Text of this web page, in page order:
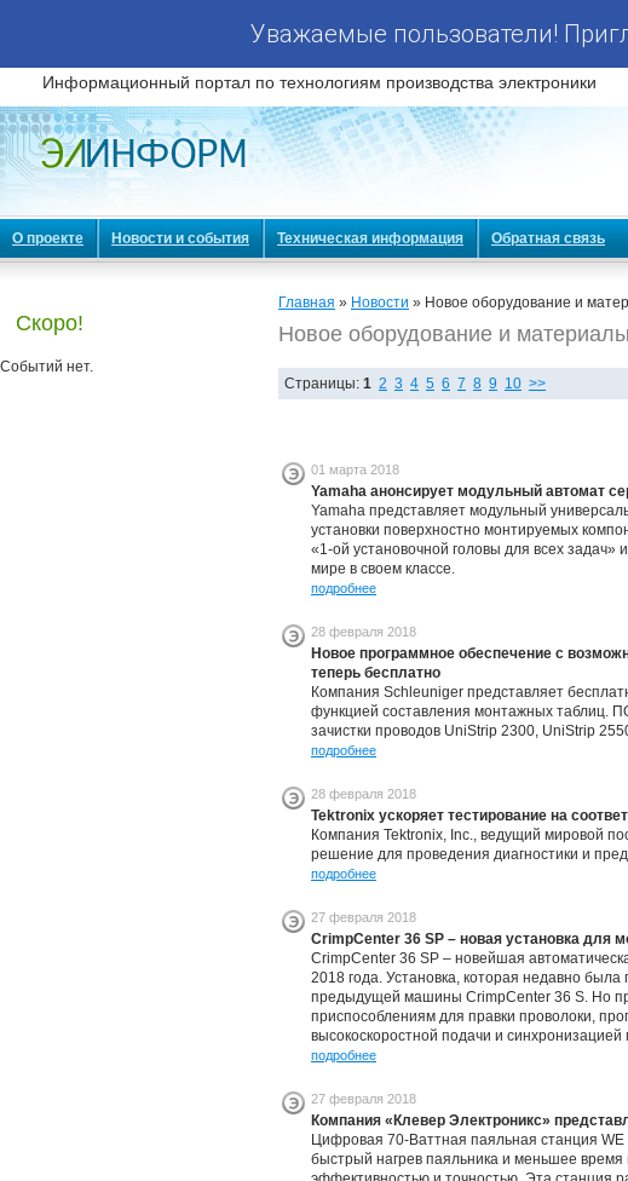
Уважаемые пользователи!
Информационный портал по технологиям производства электроники
О проекте Новости и события Техническая информация Обратная связь
Скоро!
Событий нет.
Главная » Новости » Новое оборудование и
Новое оборудование и материалы
Страницы: 1 2 3 4 5 6 7 8 9 10 >>
01 марта 2018
Yamaha анонсирует модульный автомат
Yamaha представляет модульный
установки поверхностно монтируемых
«1-ой установочной головы для всех задач»
мире в своем классе.
подробнее
28 февраля 2018
Новое программное обеспечение с
теперь бесплатно
Компания Schleuniger представляет
функцией составления монтажных таблиц.
зачистки проводов UniStrip 2300, UniStrip
подробнее
28 февраля 2018
Tektronix ускоряет тестирование на
Компания Tektronix, Inc., ведущий мировой
решение для проведения диагностики и
подробнее
27 февраля 2018
CrimpCenter 36 SP – новая установка для
CrimpCenter 36 SP – новейшая
2018 года. Установка, которая недавно
предыдущей машины CrimpCenter 36 S. Но
приспособлениям для правки проволоки,
высокоскоростной подачи и синхронизацией
подробнее
27 февраля 2018
Компания «Клевер Электроникс»
Цифровая 70-Ваттная паяльная станция
быстрый нагрев паяльника и меньшее